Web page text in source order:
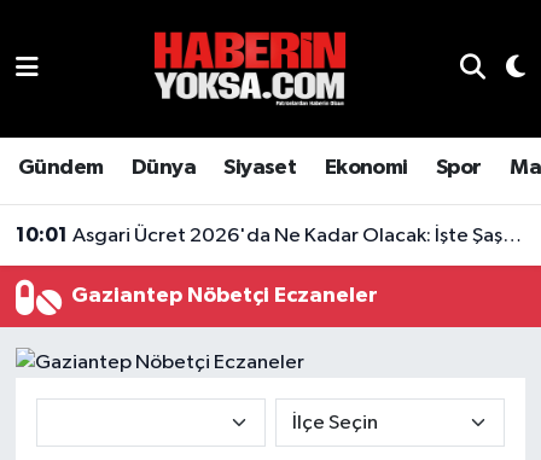
Gündem Dünya Siyaset Ekonomi Spor
10:01 Asgari Ücret 2026'da Ne Kadar Olacak: İşte Şaşırtan Rakam
Gaziantep Nöbetçi Eczaneler
Gündem
Hava Durumu
Haber Arşivi